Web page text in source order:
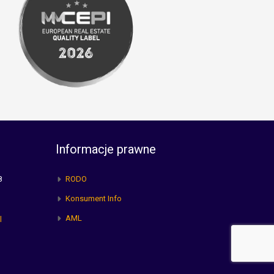
Informacje prawne
RODO
Konsument Info
AML